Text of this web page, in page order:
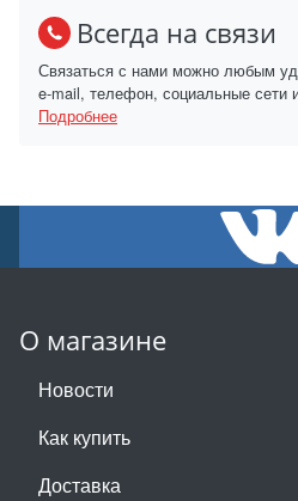
Всегда на связи
Связаться с нами можно любым
e-mail, телефон, социальные сети
Подробнее
О магазине
Новости
Как купить
Доставка